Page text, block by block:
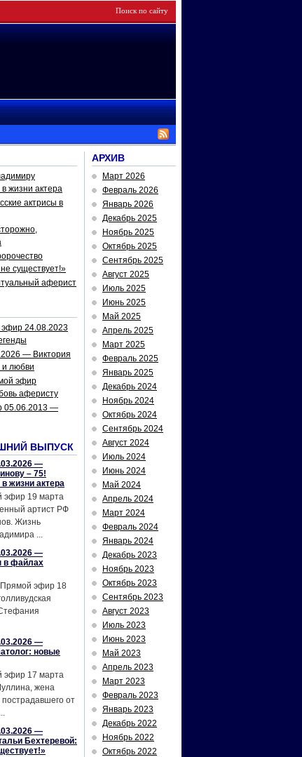
жизни актера
актрисы в
существует!»
аферист
24.08.2023
— Виктория
и любви
эфир
аферисту
05.06.2013 —
ВЫПУСК
—
– 75!
жизни актера
эфир 19 марта
артист РФ
Жизнь
...
—
в файлах
Прямой эфир 18
—
новые
эфир 17 марта
жена
от
—
Бехтеревой:
АРХИВ
Март 2026
Февраль 2026
Январь 2026
Декабрь 2025
Ноябрь 2025
Октябрь 2025
Сентябрь 2025
Август 2025
Июль 2025
Июнь 2025
Май 2025
Апрель 2025
Март 2025
Февраль 2025
Январь 2025
Декабрь 2024
Ноябрь 2024
Октябрь 2024
Сентябрь 2024
Август 2024
Июль 2024
Июнь 2024
Май 2024
Апрель 2024
Март 2024
Февраль 2024
Январь 2024
Декабрь 2023
Ноябрь 2023
Октябрь 2023
Сентябрь 2023
Август 2023
Июль 2023
Июнь 2023
Май 2023
Апрель 2023
Март 2023
Февраль 2023
Январь 2023
Декабрь 2022
Ноябрь 2022
Октябрь 2022